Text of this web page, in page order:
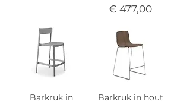
Prijs
€ 477,00
Barkruk in
Barkruk in hout